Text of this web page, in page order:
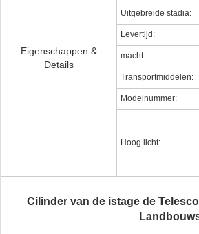
Eigenschappen &
Details
Uitgebreide stadia:
Levertijd:
macht:
Transportmiddelen:
Modelnummer:
Hoog licht:
Cilinder van de istage de